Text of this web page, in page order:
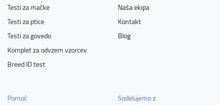
Testi za mačke
Testi za ptice
Testi za govedo
Komplet za odvzem vzorcev
Breed ID test
Naša ekipa
Kontakt
Blog
Pomoč
Sodelujemo z